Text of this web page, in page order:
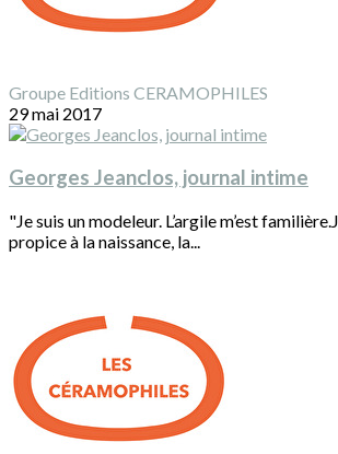
Groupe Editions CERAMOPHILES
29 mai 2017
Georges Jeanclos, journal intime
"Je suis un modeleur. L’argile m’est
propice à la naissance, la...